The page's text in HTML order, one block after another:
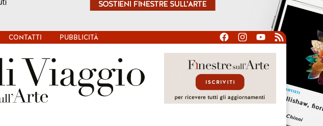
CONTATTI PUBBLICITÀ